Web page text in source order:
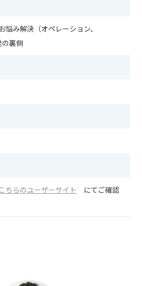
悩み解決（オペレーション、
裏側
こちらのユーザーサイト にてご確認